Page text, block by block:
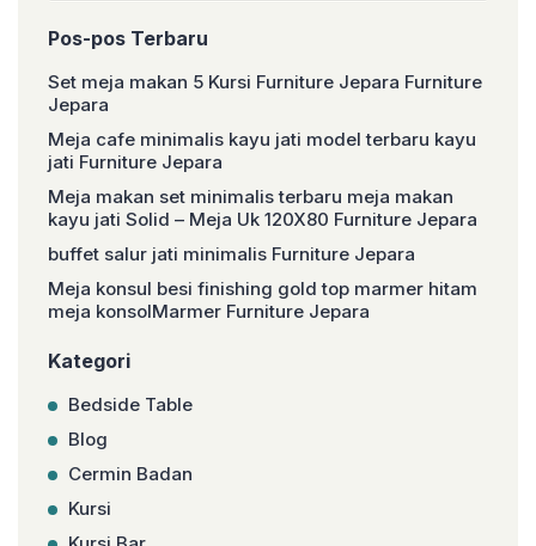
Pos-pos Terbaru
Set meja makan 5 Kursi Furniture Jepara Furniture
Jepara
Meja cafe minimalis kayu jati model terbaru kayu
jati Furniture Jepara
Meja makan set minimalis terbaru meja makan
kayu jati Solid – Meja Uk 120X80 Furniture Jepara
buffet salur jati minimalis Furniture Jepara
Meja konsul besi finishing gold top marmer hitam
meja konsolMarmer Furniture Jepara
Kategori
Bedside Table
Blog
Cermin Badan
Kursi